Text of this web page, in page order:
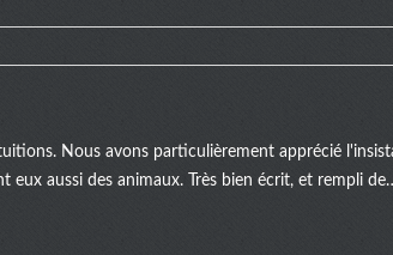
Nous avons particulièrement apprécié
eux aussi des animaux. Très bien écrit, et rempli